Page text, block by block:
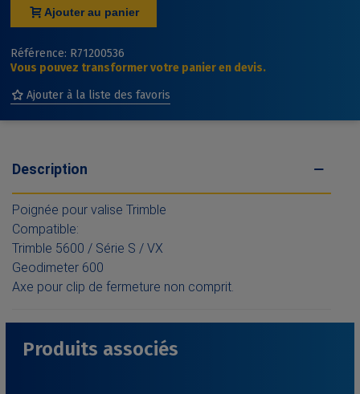
Ajouter au panier
Référence: R71200536
Vous pouvez transformer votre panier en devis.
Ajouter à la liste des favoris
Description
Poignée pour valise Trimble
Compatible:
Trimble 5600 / Série S / VX
Geodimeter 600
Axe pour clip de fermeture non comprit.
Produits associés